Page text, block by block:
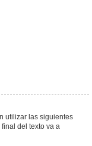
utilizar las siguientes
del texto va a